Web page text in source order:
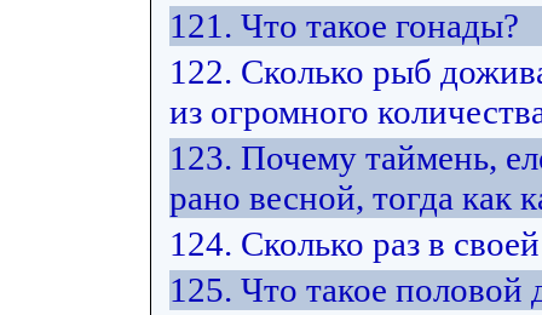
121. Что такое гонады?
122. Сколько рыб
из огромного
123. Почему таймень,
рано весной, тогда как
124. Сколько раз в
125. Что такое